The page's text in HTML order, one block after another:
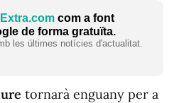
com a font
de forma gratuïta.
les últimes notícies d'actualitat.
tornarà enguany per a